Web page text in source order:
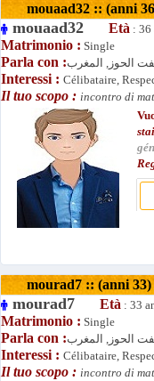
mouaad32 :: (anni
mouaad32 Età : 36
Matrimonio : Single
Parla con :الحوز, المغرب
Interessi : Célibataire,
Il tuo scopo : incontro di
mourad7 :: (anni 33)
mourad7 Età : 33
Matrimonio : Single
Parla con :الحوز, المغرب
Interessi : Célibataire,
Il tuo scopo : incontro di